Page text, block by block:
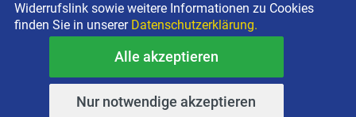
Copyright © 2026 BEYER-Mietservice KG All rights reserved |
Kostenlose Miethotline 0800 092 99 70
Widerrufslink sowie weitere Informationen zu Cookies
finden Sie in unserer Datenschutzerklärung.
Alle akzeptieren
Nur notwendige akzeptieren